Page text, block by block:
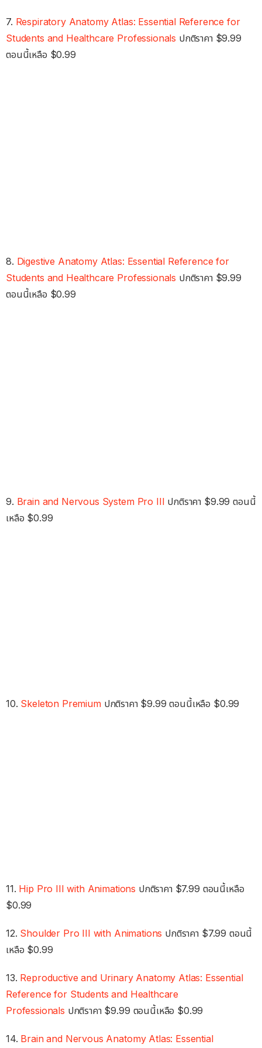
7. Respiratory Anatomy Atlas: Essential Reference for
Students and Healthcare Professionals ปกติราคา $9.99
ตอนนี้เหลือ $0.99
8. Digestive Anatomy Atlas: Essential Reference for
Students and Healthcare Professionals ปกติราคา $9.99
ตอนนี้เหลือ $0.99
9. Brain and Nervous System Pro III ปกติราคา $9.99 ตอนนี้
เหลือ $0.99
10. Skeleton Premiumปกติราคา $9.99 ตอนนี้เหลือ $0.99
11. Hip Pro III with Animations ปกติราคา $7.99 ตอนนี้เหลือ
$0.99
12. Shoulder Pro III with Animations ปกติราคา $7.99 ตอนนี้
เหลือ $0.99
13. Reproductive and Urinary Anatomy Atlas: Essential
Reference for Students and Healthcare
Professionals ปกติราคา $9.99 ตอนนี้เหลือ $0.99
14. Brain and Nervous Anatomy Atlas: Essential